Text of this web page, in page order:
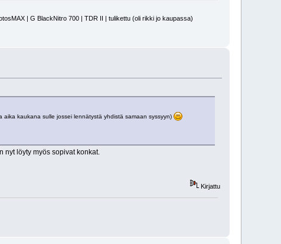
| G BlackNitro 700 | TDR II | tulikettu (oli rikki jo kaupassa)
kaukana sulle jossei lennätystä yhdistä samaan syssyyn)
nyt löyty myös sopivat konkat.
Kirjattu